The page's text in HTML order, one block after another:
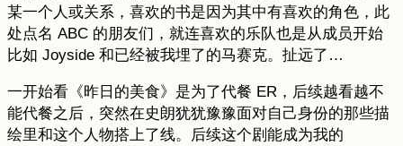
某一个人或关系，喜欢的书是因为其中有喜欢的角色，此
处点名 ABC 的朋友们，就连喜欢的乐队也是从成员开始
比如 Joyside 和已经被我埋了的马赛克。扯远了…
一开始看《昨日的美食》是为了代餐 ER，后续越看越不
能代餐之后，突然在史朗犹犹豫豫面对自己身份的那些描
绘里和这个人物搭上了线。后续这个剧能成为我的